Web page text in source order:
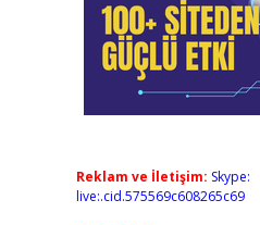
Reklam ve İletişim: Skype:
live:.cid.575569c608265c69